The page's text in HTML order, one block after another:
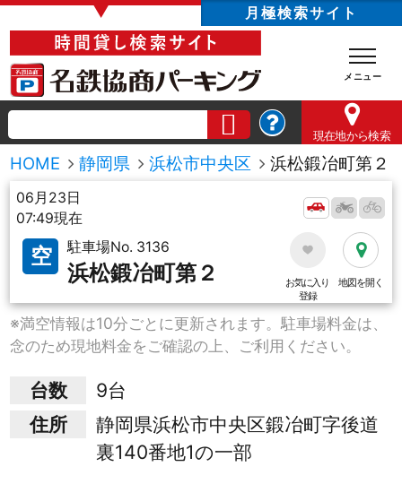
▼ 月極検索サイト
現在地から検索
HOME 静岡県 浜松市中央区 浜松鍛冶町第２
06月23日
07:49現在
空 駐車場No. 3136
浜松鍛冶町第２
お気に入り
登録
地図を開く
※満空情報は10分ごとに更新されます。駐車場料金は、
念のため現地料金をご確認の上、ご利用ください。
台数
9台
住所
静岡県浜松市中央区鍛冶町字後道
裏140番地1の一部